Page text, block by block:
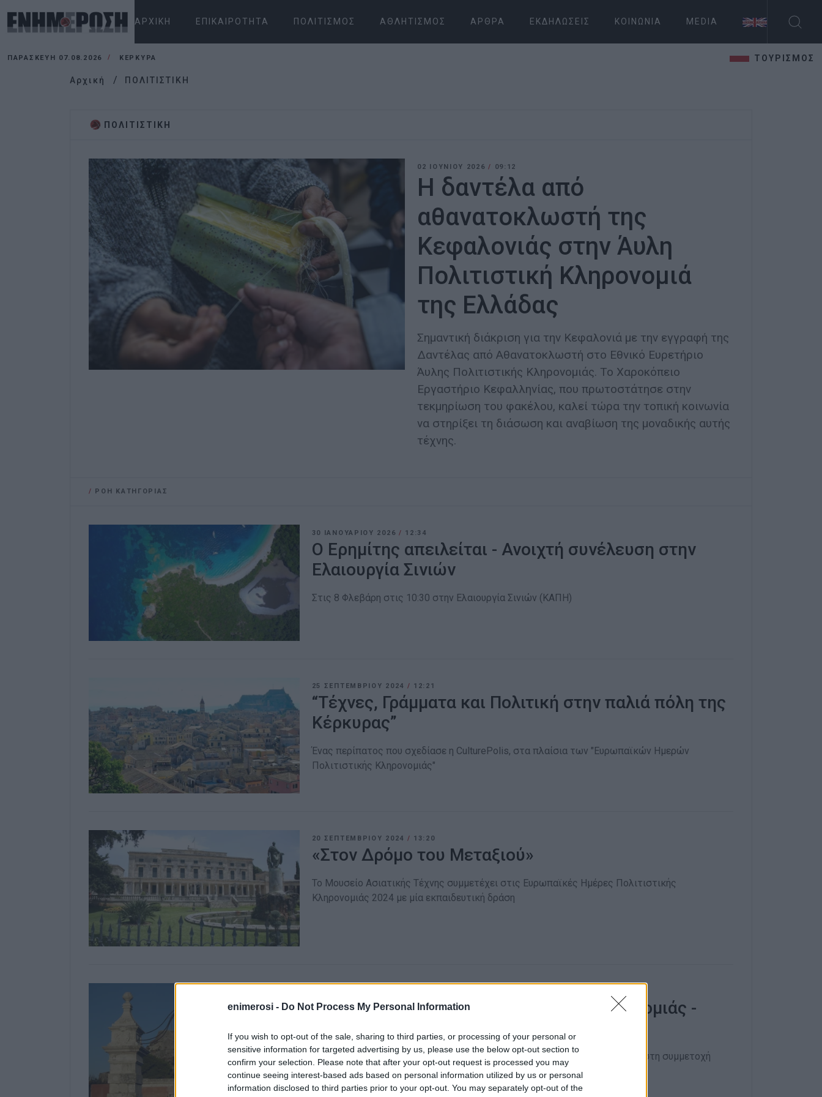
enimerosi - Do Not Process My Personal Information
If you wish to opt-out of the sale, sharing to third parties, or processing of your personal or
sensitive information for targeted advertising by us, please use the below opt-out section to
confirm your selection. Please note that after your opt-out request is processed you may
continue seeing interest-based ads based on personal information utilized by us or personal
information disclosed to third parties prior to your opt-out. You may separately opt-out of the
ΑΡΧΙΚΉ ΕΠΙΚΑΙΡΌΤΗΤΑ ΠΟΛΙΤΙΣΜΌΣ ΑΘΛΗΤΙΣΜΌΣ ΆΡΘΡΑ ΕΚΔΗΛΏΣΕΙΣ ΚΟΙΝΩΝΊΑ MEDIA
ΠΑΡΑΣΚΕΥΉ 07.08.2026 ΚΕΡΚΥΡΑ ΤΟΥΡΙΣΜΟΣ
Αρχική ΠΟΛΙΤΙΣΤΙΚΗ
ΠΟΛΙΤΙΣΤΙΚΗ
02 ΙΟΥΝΊΟΥ 2026/ 09:12
Η δαντέλα από
αθανατοκλωστή της
Κεφαλονιάς στην Άυλη
Πολιτιστική Κληρονομιά
της Ελλάδας
Σημαντική διάκριση για την Κεφαλονιά με την εγγραφή της
Δαντέλας από Αθανατοκλωστή στο Εθνικό Ευρετήριο
Άυλης Πολιτιστικής Κληρονομιάς. Το Χαροκόπειο
Εργαστήριο Κεφαλληνίας, που πρωτοστάτησε στην
τεκμηρίωση του φακέλου, καλεί τώρα την τοπική κοινωνία
να στηρίξει τη διάσωση και αναβίωση της μοναδικής αυτής
τέχνης.
/ ΡΟΗ ΚΑΤΗΓΟΡΙΑΣ
30 ΙΑΝΟΥΑΡΊΟΥ 2026 / 12:34
Ο Ερημίτης απειλείται - Ανοιχτή συνέλευση στην
Ελαιουργία Σινιών
Στις 8 Φλεβάρη στις 10:30 στην Ελαιουργία Σινιών (ΚΑΠΗ)
25 ΣΕΠΤΕΜΒΡΊΟΥ 2024 / 12:21
“Τέχνες, Γράμματα και Πολιτική στην παλιά πόλη της
Κέρκυρας”
Ένας περίπατος που σχεδίασε η CulturePolis, στα πλαίσια των "Ευρωπαϊκών Ημερών
Πολιτιστικής Κληρονομιάς"
20 ΣΕΠΤΕΜΒΡΊΟΥ 2024 / 13:20
«Στον Δρόμο του Μεταξιού»
Το Μουσείο Ασιατικής Τέχνης συμμετέχει στις Ευρωπαϊκές Ημέρες Πολιτιστικής
Κληρονομιάς 2024 με μία εκπαιδευτική δράση
Ευρωπαϊκές Ημέρες Πολιτιστικές Κληρονομιάς -
Δράση από την Culturepolis
29 Σεπτεμβρίου - Η δράση θα γίνει στα ελληνικά. Θα δοθεί προτεραιότητα στη συμμετοχή
γονέων και παιδιών. Ώρα έναρξης: 17:30 - Ώρα λήξης: 19:30